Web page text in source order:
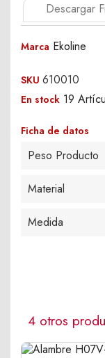
Descargar
Marca Ekoline
SKU 610010
En stock 19
Ficha de datos
Peso Producto
Material
Medida
4 otros